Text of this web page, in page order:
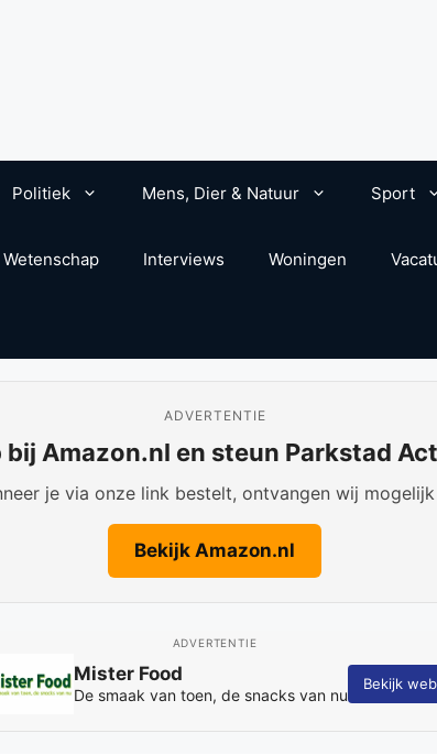
Politiek Mens, Dier & Natuur Sport
Wetenschap Interviews Woningen
ADVERTENTIE
bij Amazon.nl en steun Parkstad
je via onze link bestelt, ontvangen wij
Bekijk Amazon.nl
ADVERTENTIE
Kay Schepers
, event- en bedrijfsfotografie met oog voor sfeer en